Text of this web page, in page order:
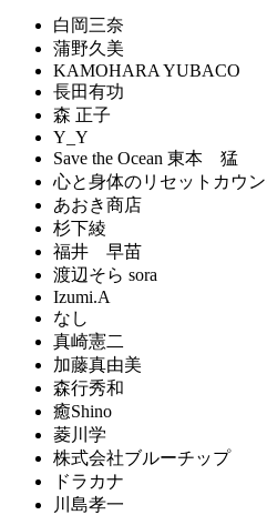
白岡三奈
蒲野久美
KAMOHARA YUBACO
長田有功
森 正子
Y_Y
Save the Ocean 東本 猛
心と身体のリセットカウ
あおき商店
杉下綾
福井 早苗
渡辺そら sora
Izumi.A
なし
真崎憲二
加藤真由美
森行秀和
癒Shino
菱川学
株式会社ブルーチップ
ドラカナ
川島孝一